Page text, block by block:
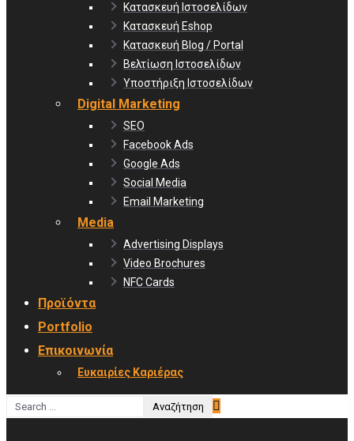
Κατασκευή Ιστοσελίδων
Κατασκευή Eshop
Κατασκευή Blog / Portal
Βελτίωση Ιστοσελίδων
Υποστήριξη Ιστοσελίδων
Digital Marketing
SEO
Facebook Ads
Google Ads
Social Media
Email Marketing
Media
Advertising Displays
Video Brochures
NFC Cards
Προϊόντα
Portfolio
Επικοινωνία
Ευκαιρίες Καριέρας